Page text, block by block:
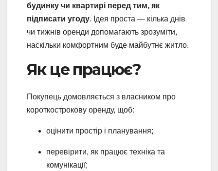
будинку чи квартирі перед тим, як
підписати угоду. Ідея проста — кілька днів
чи тижнів оренди допомагають зрозуміти,
наскільки комфортним буде майбутнє житло.
Як це працює?
Покупець домовляється з власником про
короткострокову оренду, щоб:
оцінити простір і планування;
перевірити, як працює техніка та
комунікації;